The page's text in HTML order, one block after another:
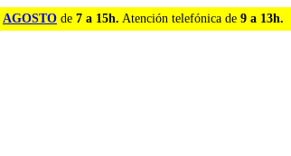
AGOSTO de 7 a 15h. Atención telefónica de 9 a 13h.